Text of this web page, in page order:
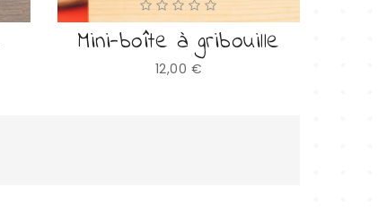
Mini-boîte à gribouille
Prix
12,00 €